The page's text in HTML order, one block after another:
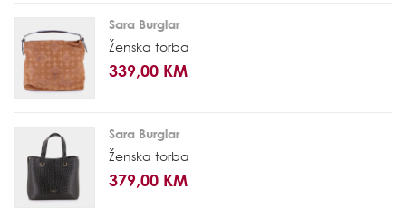
Sara Burglar
Ženska torba
339,00 KM
Sara Burglar
Ženska torba
379,00 KM